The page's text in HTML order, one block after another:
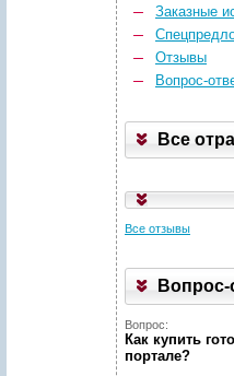
Заказные
Отзывы
Вопрос-
Все
Все отзывы
Вопрос-
Вопрос:
Как купить
портале?